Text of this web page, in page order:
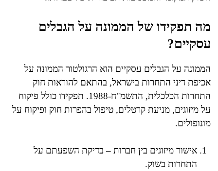
מה תפקידו של הממונה על הגבלים
עסקיים?
הממונה על הגבלים עסקיים הוא הרגולטור הממונה על
אכיפת דיני התחרות בישראל, בהתאם להוראות חוק
התחרות הכלכלית, התשמ"ח-1988. תפקידו כולל פיקוח
על מיזוגים, מניעת קרטלים, טיפול בהפרות חוק ופיקוח על
מונופולים.
אישור מיזוגים בין חברות – בדיקת השפעתם על
התחרות בשוק.